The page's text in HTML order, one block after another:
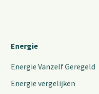
Energie
Energie Vanzelf Geregeld
Energie vergelijken